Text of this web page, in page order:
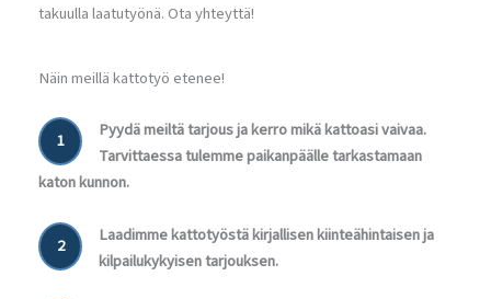
takuulla laatutyönä. Ota yhteyttä!
Näin meillä kattotyö etenee!
1
Pyydä meiltä tarjous ja kerro mikä kattoasi vaivaa.
Tarvittaessa tulemme paikanpäälle tarkastamaan
katon kunnon.
2
Laadimme kattotyöstä kirjallisen kiinteähintaisen ja
kilpailukykyisen tarjouksen.